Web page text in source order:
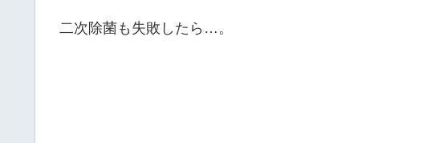
二次除菌も失敗したら…。